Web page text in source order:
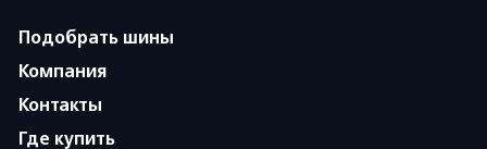
Подобрать шины
Компания
Контакты
Где купить